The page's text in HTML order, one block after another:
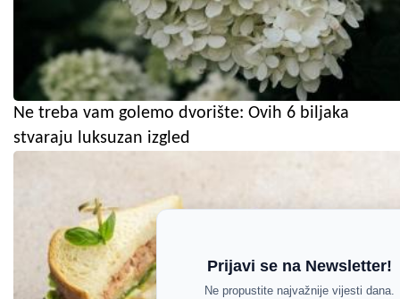
Ne treba vam golemo dvorište: Ovih 6 biljaka
stvaraju luksuzan izgled
Prijavi se na Newsletter!
Ne propustite najvažnije vijesti dana.